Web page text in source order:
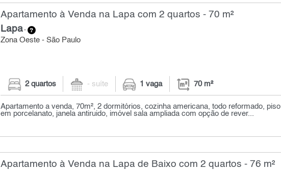
Apartamento à Venda na Lapa com 2 quartos - 70 m²
Lapa-
Zona Oeste - São Paulo
2 quartos - suíte 1 vaga 70 m²
Apartamento a venda, 70m², 2 dormitórios, cozinha americana, todo reformado, piso
em porcelanato, janela antiruido, imóvel sala ampliada com opção de rever...
Apartamento à Venda na Lapa de Baixo com 2 quartos - 76 m²